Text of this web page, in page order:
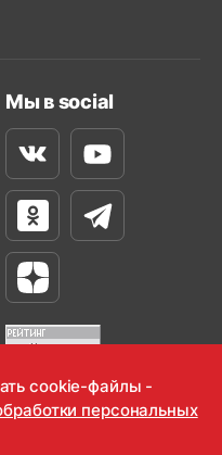
Мы в social
ВконтактеYoutube
Одноклассники
Телеграм
Яндекс Дзен
cookie-файлы -
персональных